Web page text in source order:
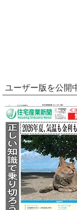
ユーザー版を公開